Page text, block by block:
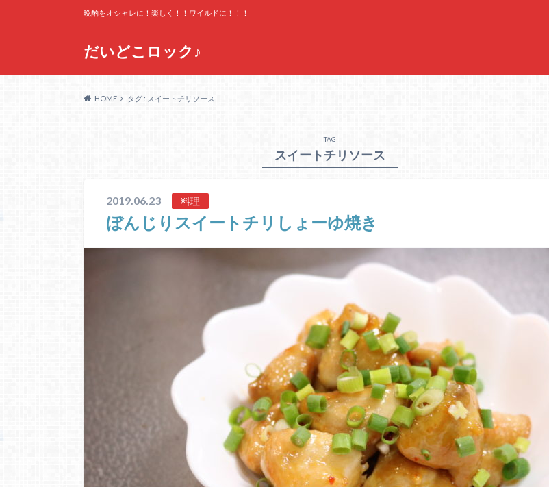
だいどこロック♪
晩酌をオシャレに！楽しく！！ワイルドに！！！
HOME タグ : スイートチリソース
TAG
スイートチリソース
2019.06.23 料理
ぼんじりスイートチリしょーゆ焼き